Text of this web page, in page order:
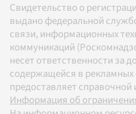
Свидетельство о
выдано федеральной
связи, информационных
коммуникаций
несет ответственности за
содержащейся в
предоставляет
Информация об